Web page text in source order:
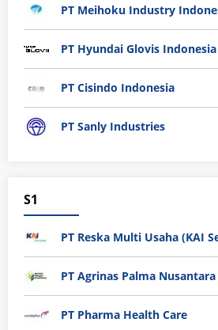
PT Meihoku Industry
PT Hyundai Glovis Indonesia
PT Cisindo Indonesia
PT Sanly Industries
S1
PT Reska Multi Usaha (KAI
PT Agrinas Palma
PT Pharma Health Care